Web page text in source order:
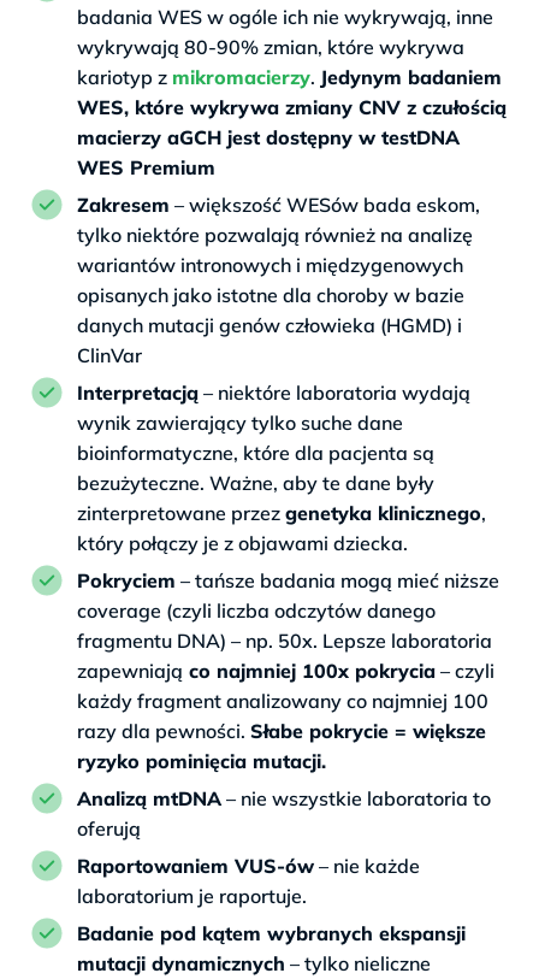
badania WES w ogóle ich nie wykrywają, inne
wykrywają 80-90% zmian, które wykrywa
kariotyp z mikromacierzy. Jedynym badaniem
WES, które wykrywa zmiany CNV z czułością
macierzy aGCH jest dostępny w testDNA
WES Premium
Zakresem – większość WESów bada eskom,
tylko niektóre pozwalają również na analizę
wariantów intronowych i międzygenowych
opisanych jako istotne dla choroby w bazie
danych mutacji genów człowieka (HGMD) i
ClinVar
Interpretacją – niektóre laboratoria wydają
wynik zawierający tylko suche dane
bioinformatyczne, które dla pacjenta są
bezużyteczne. Ważne, aby te dane były
zinterpretowane przez genetyka klinicznego,
który połączy je z objawami dziecka.
Pokryciem – tańsze badania mogą mieć niższe
coverage (czyli liczba odczytów danego
fragmentu DNA) – np. 50x. Lepsze laboratoria
zapewniają co najmniej 100x pokrycia – czyli
każdy fragment analizowany co najmniej 100
razy dla pewności. Słabe pokrycie = większe
ryzyko pominięcia mutacji.
Analizą mtDNA – nie wszystkie laboratoria to
oferują
Raportowaniem VUS-ów – nie każde
laboratorium je raportuje.
Badanie pod kątem wybranych ekspansji
mutacji dynamicznych – tylko nieliczne